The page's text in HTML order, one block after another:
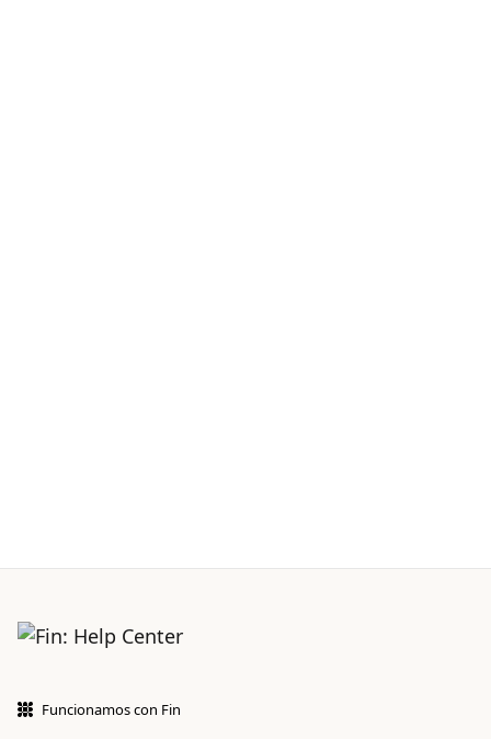
Funcionamos con Fin